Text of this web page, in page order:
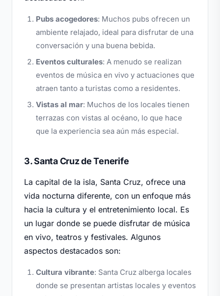
Pubs acogedores: Muchos pubs ofrecen un
ambiente relajado, ideal para disfrutar de una
conversación y una buena bebida.
Eventos culturales: A menudo se realizan
eventos de música en vivo y actuaciones que
atraen tanto a turistas como a residentes.
Vistas al mar: Muchos de los locales tienen
terrazas con vistas al océano, lo que hace
que la experiencia sea aún más especial.
3. Santa Cruz de Tenerife
La capital de la isla, Santa Cruz, ofrece una
vida nocturna diferente, con un enfoque más
hacia la cultura y el entretenimiento local. Es
un lugar donde se puede disfrutar de música
en vivo, teatros y festivales. Algunos
aspectos destacados son:
Cultura vibrante: Santa Cruz alberga locales
donde se presentan artistas locales y eventos